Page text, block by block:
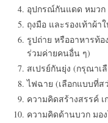
อุปกรณ์กันแดด หมว
ถุงมือ และรองเท้าผ้
รูปถ่าย หรืออาหารท้
ร่วมค่ายคนอื่น ๆ)
สเปรย์กันยุ่ง (กรุณาเ
ไฟฉาย (เลือกแบบที่ส
ความคิดสร้างสรรค์ เ
ความคิดด้านบวก มอ